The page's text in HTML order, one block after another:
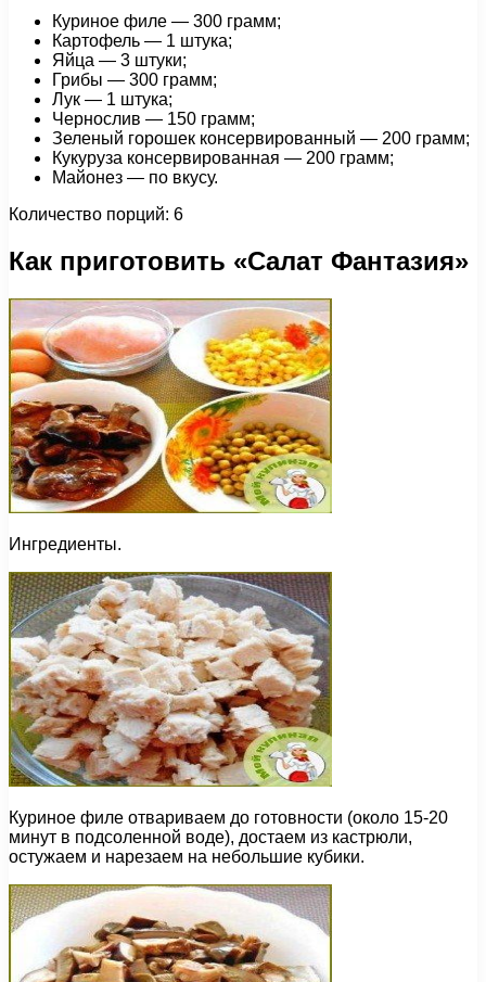
Куриное филе — 300 грамм;
Картофель — 1 штука;
Яйца — 3 штуки;
Грибы — 300 грамм;
Лук — 1 штука;
Чернослив — 150 грамм;
Зеленый горошек консервированный — 200 грамм;
Кукуруза консервированная — 200 грамм;
Майонез — по вкусу.
Количество порций: 6
Как приготовить «Салат Фантазия»
Ингредиенты.
Куриное филе отвариваем до готовности (около 15-20
минут в подсоленной воде), достаем из кастрюли,
остужаем и нарезаем на небольшие кубики.